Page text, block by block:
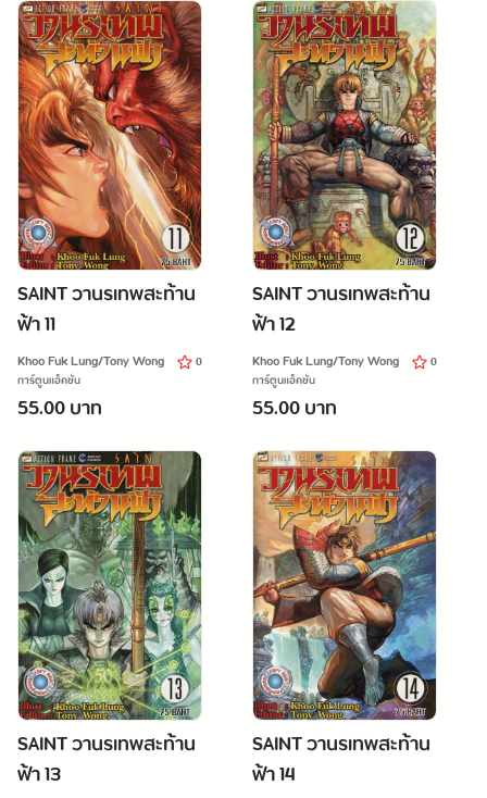
SAINT วานรเทพสะท้าน
ฟ้า 11
Khoo Fuk Lung/Tony Wong 0
การ์ตูนแอ็คชั่น
55.00 บาท
SAINT วานรเทพสะท้าน
ฟ้า 12
Khoo Fuk Lung/Tony Wong 0
การ์ตูนแอ็คชั่น
55.00 บาท
SAINT วานรเทพสะท้าน
ฟ้า 13
SAINT วานรเทพสะท้าน
ฟ้า 14